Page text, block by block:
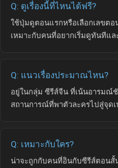
Q: ดูเรื่องนี้ที่ไหนได้ฟรี?
ใช้ปุ่มดูตอนแรกหรือเลือกเลขตอ
เหมาะกับคนที่อยากเริ่มดูทันทีแ
Q: แนวเรื่องประมาณไหน?
อยู่ในกลุ่ม ซีรีส์จีน ที่เน้นอารมณ์
สถานการณ์ที่พาตัวละครไปสู่จุด
Q: เหมาะกับใคร?
น่าจะถูกกับคนที่อินกับซีรีส์ตอนสั้